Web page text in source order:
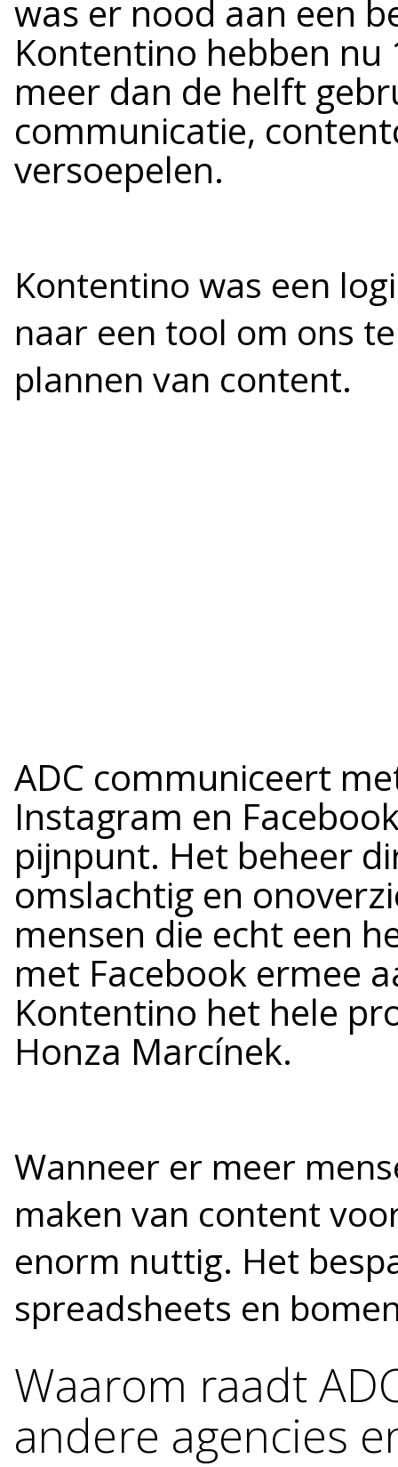
was er nood aan een
Kontentino hebben nu
meer dan de helft
communicatie,
versoepelen.
Kontentino was een
naar een tool om ons
plannen van content.
ADC communiceert
Instagram en
pijnpunt. Het beheer
omslachtig en
mensen die echt een
met Facebook ermee
Kontentino het hele
Honza Marcínek.
Wanneer er meer
maken van content
enorm nuttig. Het
spreadsheets en
Waarom raadt
andere agencies